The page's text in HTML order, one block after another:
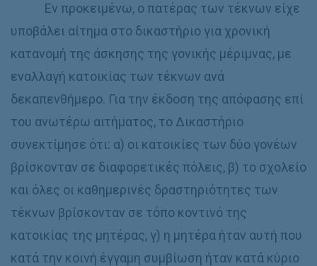
Εν προκειμένω, ο πατέρας των τέκνων είχε
υποβάλει αίτημα στο δικαστήριο για χρονική
κατανομή της άσκησης της γονικής μέριμνας, με
εναλλαγή κατοικίας των τέκνων ανά
δεκαπενθήμερο. Για την έκδοση της απόφασης επί
του ανωτέρω αιτήματος, το Δικαστήριο
συνεκτίμησε ότι: α) οι κατοικίες των δύο γονέων
βρίσκονταν σε διαφορετικές πόλεις, β) το σχολείο
και όλες οι καθημερινές δραστηριότητες των
τέκνων βρίσκονταν σε τόπο κοντινό της
κατοικίας της μητέρας, γ) η μητέρα ήταν αυτή που
κατά την κοινή έγγαμη συμβίωση ήταν κατά κύριο